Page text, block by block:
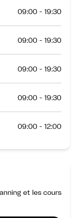
et les cours
09:00 - 19:30
09:00 - 19:30
09:00 - 19:30
09:00 - 19:30
09:00 - 12:00